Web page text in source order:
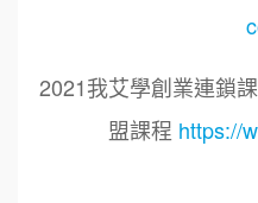
2021我艾學創業連鎖
盟課程 https://